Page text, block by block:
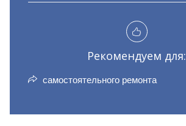
Рекомендуем для:
самостоятельного ремонта